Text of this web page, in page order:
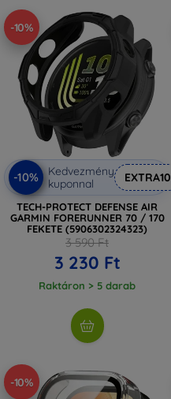
-10%
-10%
Kedvezmény
kuponnal
EXTRA10
TECH-PROTECT DEFENSE AIR
GARMIN FORERUNNER 70 / 170
FEKETE (5906302324323)
3 590 Ft
3 230 Ft
Raktáron > 5 darab
-10%